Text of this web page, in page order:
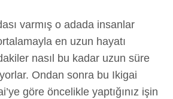
varmış o adada insanlar
en uzun hayatı
nasıl bu kadar uzun süre
Ondan sonra bu Ikigai
göre öncelikle yaptığınız işin